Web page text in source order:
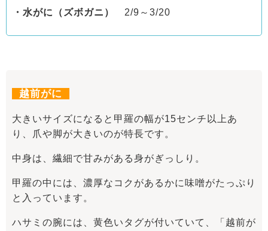
・水がに（ズボガニ） 2/9～3/20
越前がに
大きいサイズになると甲羅の幅が15センチ以上あ
り、爪や脚が大きいのが特長です。
中身は、繊細で甘みがある身がぎっしり。
甲羅の中には、濃厚なコクがあるかに味噌がたっぷり
と入っています。
ハサミの腕には、黄色いタグが付いていて、「越前が